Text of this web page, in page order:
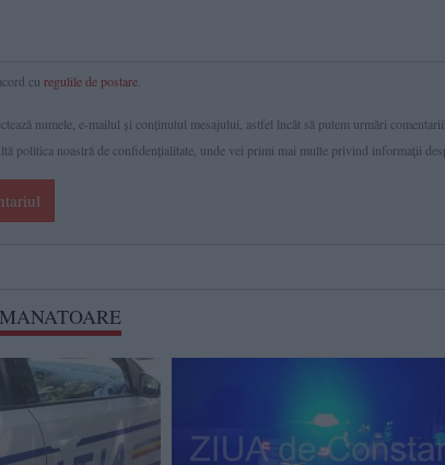
cu regulile de postare
numele, e-mailul şi conținutul mesajului, astfel încât să putem urmări
politica noastră de confidenţialitate, unde vei primi mai multe privind informaţii